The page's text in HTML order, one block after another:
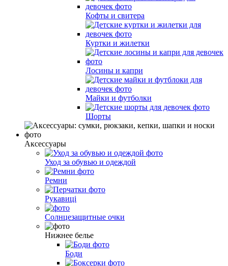
Кофты и свитера
Куртки и жилетки
Лосины и капри
Майки и футболки
Шорты
Аксессуары
Уход за обувью и одеждой
Ремни
Рукавиці
Солнцезащитные очки
Нижнее белье
Боди